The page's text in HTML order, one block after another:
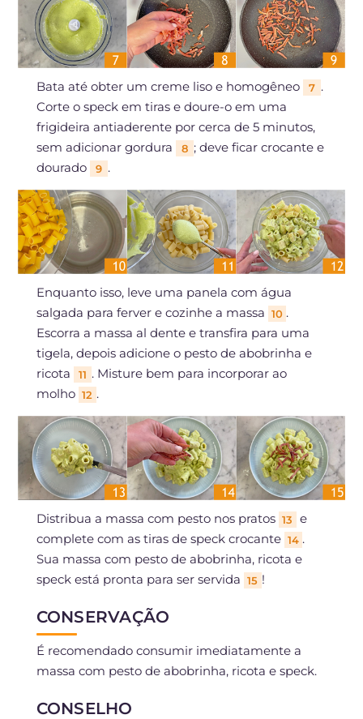
Bata até obter um creme liso e homogêneo 7 .
Corte o speck em tiras e doure-o em uma
frigideira antiaderente por cerca de 5 minutos,
sem adicionar gordura
8 ; deve ficar crocante e
dourado
9 .
Enquanto isso, leve uma panela com água
salgada para ferver e cozinhe a massa 10 .
Escorra a massa al dente e transfira para uma
tigela, depois adicione o pesto de abobrinha e
ricota
11 . Misture bem para incorporar ao
molho 12 .
Distribua a massa com pesto nos pratos 13
e
complete com as tiras de speck crocante 14 .
Sua massa com pesto de abobrinha, ricota e
speck está pronta para ser servida 15 !
CONSERVAÇÃO
É recomendado consumir imediatamente a
massa com pesto de abobrinha, ricota e speck.
CONSELHO